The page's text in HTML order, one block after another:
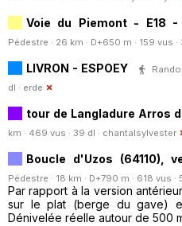
Voie du Piemont - E18
Pédestre · 26 km · D+650 m · 159 vus ·
LIVRON - ESPOEY
dl · erde
tour de Langladure Arros
km · 469 vus · 39 dl · chantalsylvester
Boucle d'Uzos (64110),
Pédestre · 18 km · D+790 m · 618 vus ·
Par rapport à la version
sur le plat (berge du gave)
Dénivelée réelle autour de 500